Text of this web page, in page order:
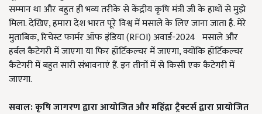
सम्मान था और बहुत ही भव्य तरीके से केंद्रीय कृषि मंत्री जी के हाथों से मुझे
मिला. देखिए, हमारा देश भारत पूरे विश्व में मसाले के लिए जाना जाता है. मेरे
मुताबिक, रिचेस्ट फार्मर ऑफ इंडिया (RFOI) अवार्ड-2024 मसाले और
हर्बल कैटेगरी में जाएगा या फिर हॉर्टिकल्चर में जाएगा, क्योंकि हॉर्टिकल्चर
कैटेगरी में बहुत सारी संभावनाएं हैं. इन तीनों में से किसी एक कैटेगरी में
जाएगा.
सवाल: कृषि जागरण द्वारा आयोजित और महिंद्रा ट्रैक्टर्स द्वारा प्रायोजित